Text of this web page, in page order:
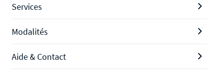
Services
Modalités
Aide & Contact